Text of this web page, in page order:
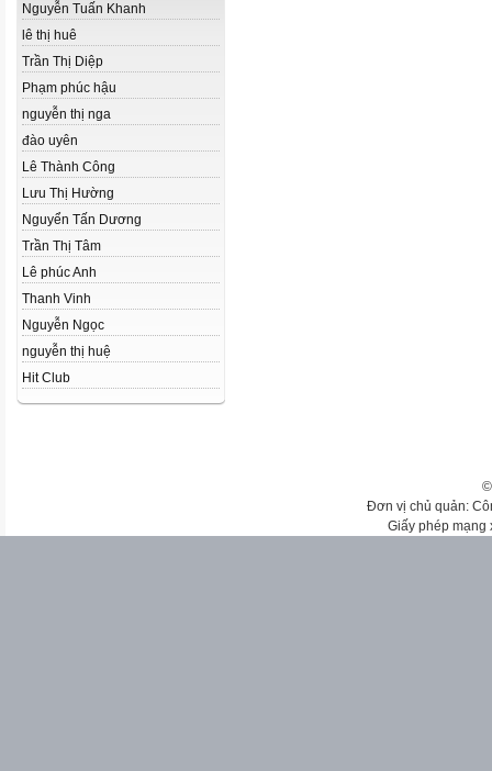
Nguyễn Tuấn Khanh
lê thị huê
Trần Thị Diệp
Phạm phúc hậu
nguyễn thị nga
đào uyên
Lê Thành Công
Lưu Thị Hường
Nguyển Tấn Dương
Trần Thị Tâm
Lê phúc Anh
Thanh Vinh
Nguyễn Ngọc
nguyễn thị huệ
Hit Club
Đơn vị chủ quản:
Giấy phép mạng